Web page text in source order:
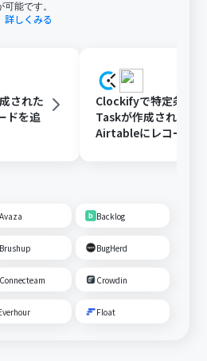
能です。
詳しくみる
された
ドを追
Clockifyで特定条件
Taskが作成されたら
Airtableにレコード
Avaza Backlog
Brushup BugHerd
Connecteam Crowdin
Float